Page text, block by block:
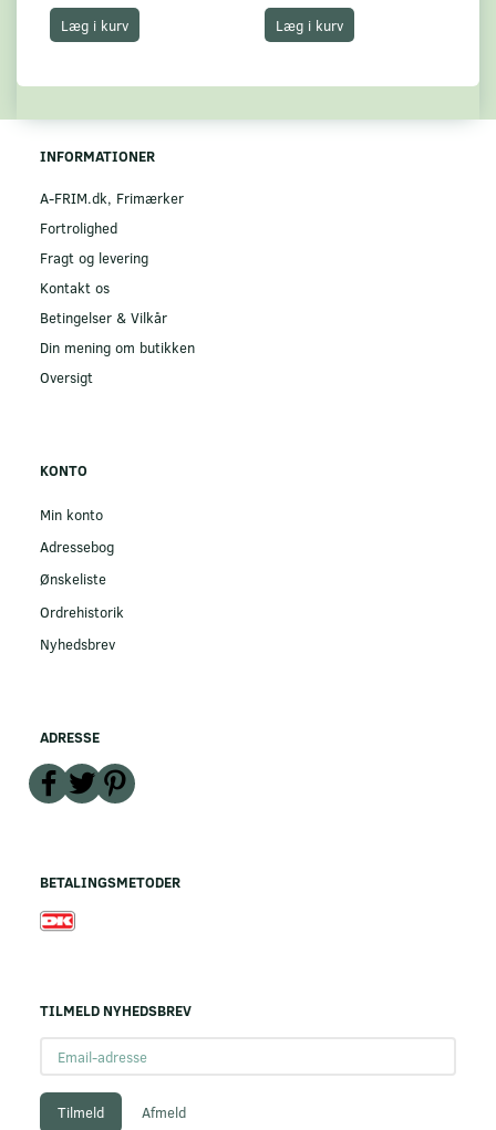
Læg i kurv Læg i kurv
INFORMATIONER
A-FRIM.dk, Frimærker
Fortrolighed
Fragt og levering
Kontakt os
Betingelser & Vilkår
Din mening om butikken
Oversigt
KONTO
Min konto
Adressebog
Ønskeliste
Ordrehistorik
Nyhedsbrev
ADRESSE
BETALINGSMETODER
TILMELD NYHEDSBREV
adresse
Tilmeld Afmeld